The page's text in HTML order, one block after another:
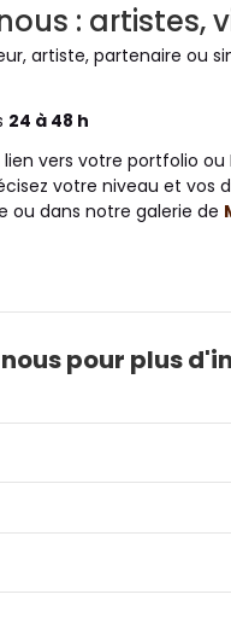
: artistes,
artiste, partenaire ou
24 à 48 h
vers votre portfolio ou
votre niveau et vos
ou dans notre galerie de
pour plus